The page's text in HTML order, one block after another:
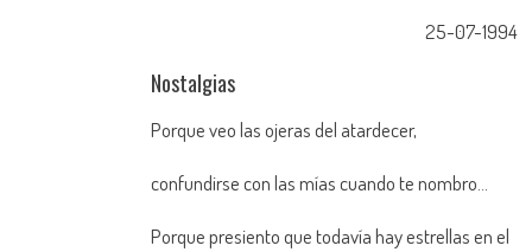
25-07-1994
Nostalgias
Porque veo las ojeras del atardecer,
confundirse con las mías cuando te nombro…
Porque presiento que todavía hay estrellas en el